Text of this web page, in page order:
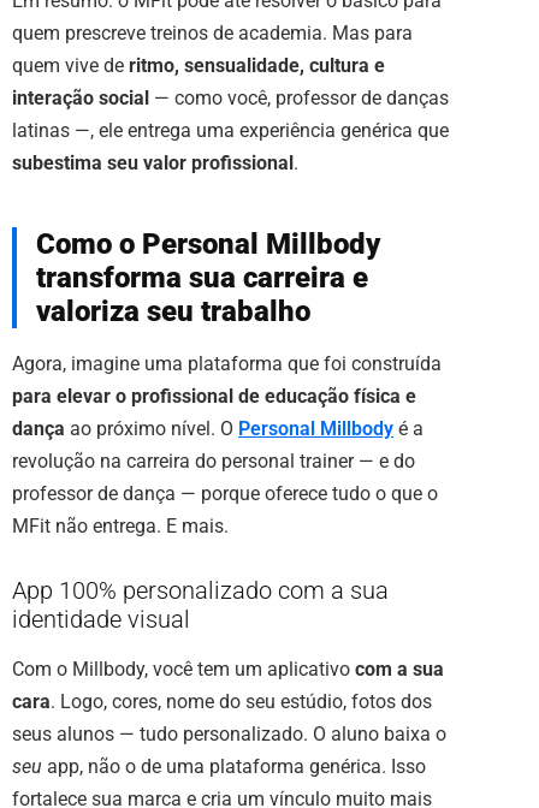
quem prescreve treinos de academia. Mas para
quem vive de ritmo, sensualidade, cultura e
interação social — como você, professor de danças
latinas —, ele entrega uma experiência genérica que
subestima seu valor profissional.
Como o Personal Millbody
transforma sua carreira e
valoriza seu trabalho
Agora, imagine uma plataforma que foi construída
para elevar o profissional de educação física e
dança ao próximo nível. O Personal Millbody é a
revolução na carreira do personal trainer — e do
professor de dança — porque oferece tudo o que o
MFit não entrega. E mais.
App 100% personalizado com a sua
identidade visual
Com o Millbody, você tem um aplicativo com a sua
cara. Logo, cores, nome do seu estúdio, fotos dos
seus alunos — tudo personalizado. O aluno baixa o
seu app, não o de uma plataforma genérica. Isso
fortalece sua marca e cria um vínculo muito mais